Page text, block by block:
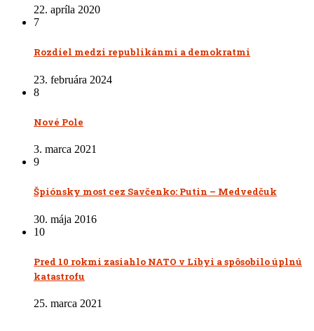
22. apríla 2020
7
Rozdiel medzi republikánmi a demokratmi
23. februára 2024
8
Nové Pole
3. marca 2021
9
Špiónsky most cez Savčenko: Putin – Medvedčuk
30. mája 2016
10
Pred 10 rokmi zasiahlo NATO v Líbyi a spôsobilo úplnú
katastrofu
25. marca 2021